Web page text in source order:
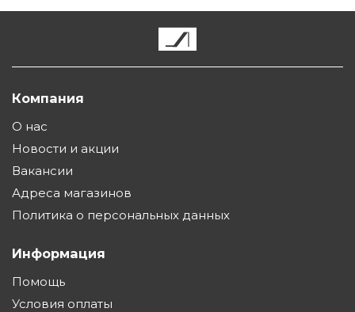
Компания
О нас
Новости и акции
Вакансии
Адреса магазинов
Политика о персональных данных
Информация
Помощь
Условия оплаты